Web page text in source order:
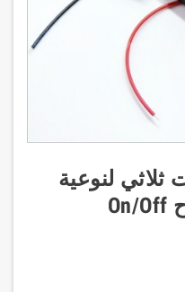
لنوعية